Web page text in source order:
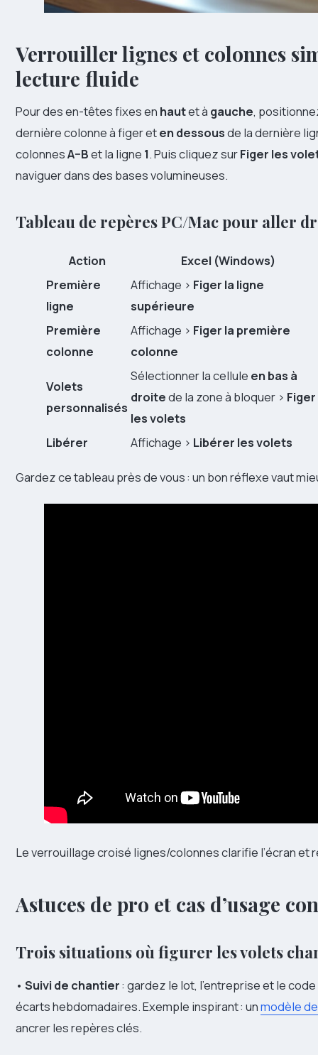
Verrouiller lignes et colonnes
lecture fluide
Pour des en-têtes fixes en hautet à gauche,
dernière colonne à figer eten dessousde la dernière
colonnesA–Bet la ligne 1. Puis cliquez surFiger les
naviguer dans des bases volumineuses.
Tableau de repères PC/Mac pour aller
Action
Excel (Windows)
Première
ligne
Affichage > Figer la ligne
supérieure
Première
colonne
Affichage > Figer la première
colonne
Volets
personnalisés
Sélectionner la cellule en bas à
droitede la zone à bloquer > Figer
les volets
Libérer
Affichage > Libérer les volets
Gardez ce tableau près de vous : un bon réflexe vaut
Le verrouillage croisé lignes/colonnes clarifie l’écran
Astuces de pro et cas d’usage
Trois situations où figurer les volets
• Suivi de chantier: gardez le lot, l’entreprise et le
écarts hebdomadaires. Exemple inspirant : unmodèle
ancrer les repères clés.